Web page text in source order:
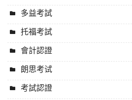
多益考試
托福考試
會計認證
朗思考试
考試認證